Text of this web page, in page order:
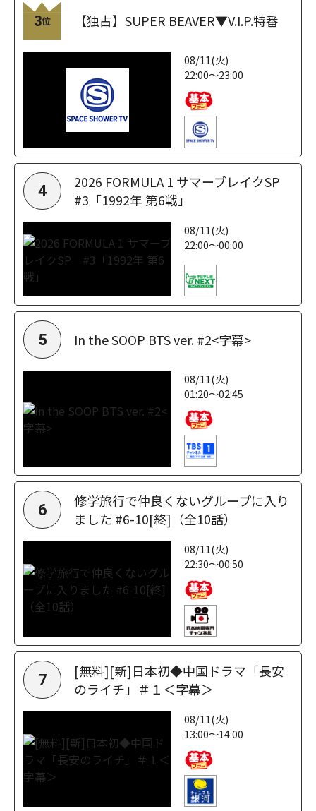
3位 【独占】SUPER BEAVER▼V.I.P.特番
08/11(火)
22:00～23:00
4
2026 FORMULA 1 サマーブレイクSP
#3「1992年 第6戦」
08/11(火)
22:00～00:00
5 In the SOOP BTS ver. #2<字幕>
08/11(火)
01:20～02:45
6
修学旅行で仲良くないグループに入り
ました #6-10[終]（全10話）
08/11(火)
22:30～00:50
7
[無料][新]日本初◆中国ドラマ「長安
のライチ」＃１＜字幕＞
08/11(火)
13:00～14:00